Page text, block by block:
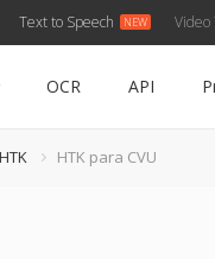
Text to Speech Video
OCR API
HTK para CVU